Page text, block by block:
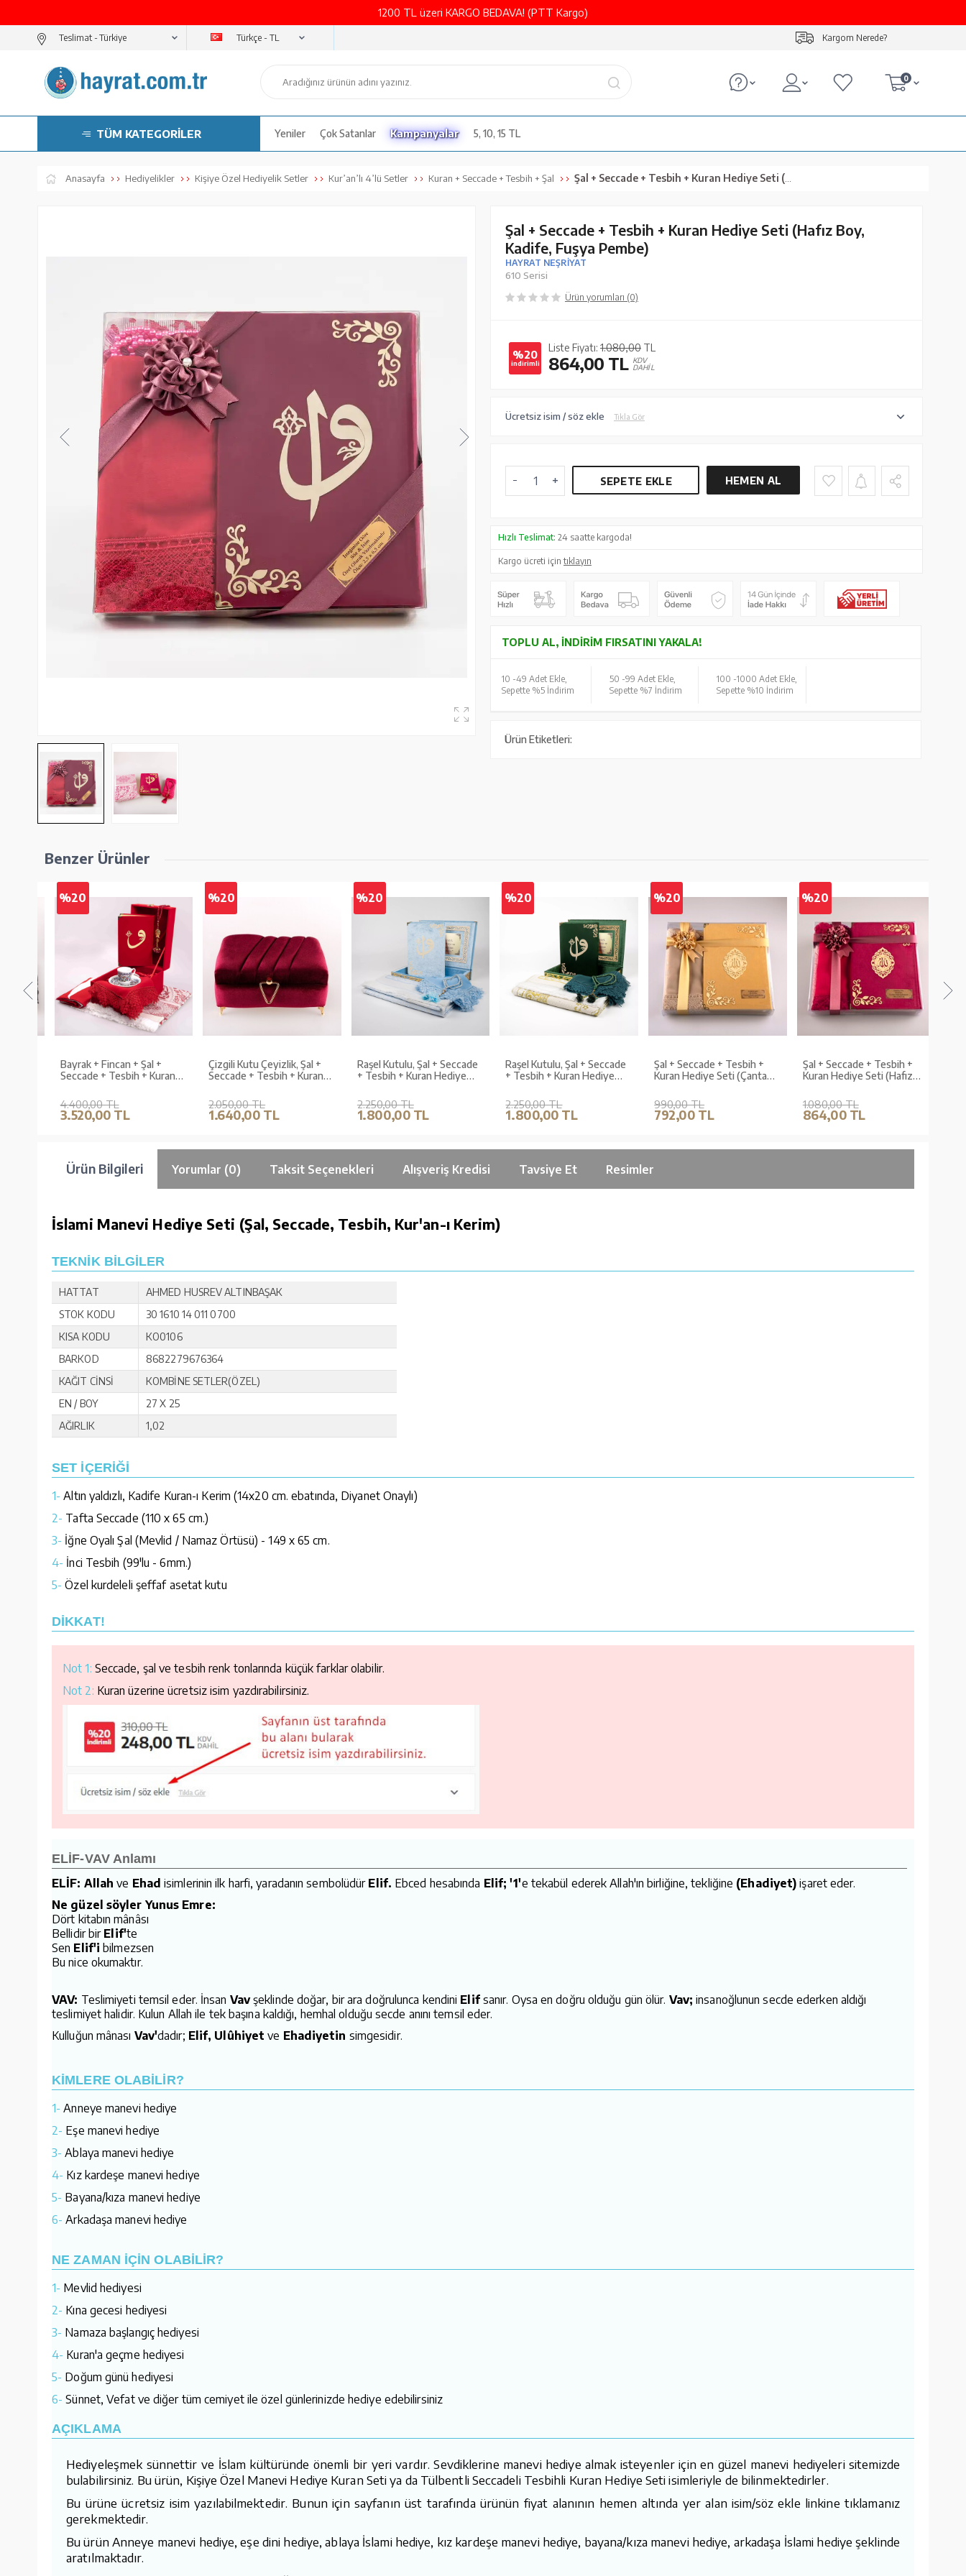
1200 TL üzeri KARGO BEDAVA! (PTT Kargo)
Teslimat - Türkçe - TL Kargom Nerede?
0
TÜM KATEGORİLER Yeniler Çok Satanlar Kampanyalar 5, 10, 15 TL
Anasayfa Hediyelikler Kişiye Özel Hediyelik Setler Kur’an’lı 4’lü Setler Kuran + Seccade + Tesbih + Şal Şal + Seccade + Tesbih + Kuran Hediye Seti (Hafız Boy, Kadife, Fuşya Pembe)
Şal + Seccade + Tesbih + Kuran Hediye Seti (Hafız Boy,
Kadife, Fuşya Pembe)
HAYRAT NEŞRİYAT
610 Serisi
Ürün yorumları (0)
%20
indirimli
Liste Fiyatı: 1.080,00 TL
864,00 TL KDV
DAHİL
Ücretsiz isim / söz ekle Tıkla Gör
SEPETE EKLE HEMEN AL
Hızlı Teslimat: 24 saatte kargoda!
Kargo ücreti içintıklayın
TOPLU AL, İNDIRIM FIRSATINI YAKALA!
10 -49 Adet Ekle,
Sepette %5 İndirim
50 -99 Adet Ekle,
Sepette %7 İndirim
100 -1000 Adet Ekle,
Sepette %10 İndirim
Ürün Etiketleri:
Benzer Ürünler
%20
Bayrak + Fincan + Şal +
Seccade + Tesbih + Kuran
Kırmızı, Vav Motifli)
4.400,00 TL
3.520,00 TL
%20
Çizgili Kutu Çeyizlik, Şal +
Seccade + Tesbih + Kuran
Bordo, Elif-Vav)
2.050,00 TL
1.640,00 TL
%20
Raşel Kutulu, Şal + Seccade
+ Tesbih + Kuran Hediye
Elif-Vav)
2.250,00 TL
1.800,00 TL
%20
Raşel Kutulu, Şal + Seccade
+ Tesbih + Kuran Hediye
Vav)
2.250,00 TL
1.800,00 TL
%20
Şal + Seccade + Tesbih +
Kuran Hediye Seti (Çanta
Lafzatullah)
990,00 TL
792,00 TL
%20
Şal + Seccade + Tesbih +
Kuran Hediye Seti (Hafız
Lafzatullah)
1.080,00 TL
864,00 TL
Ürün Bilgileri Yorumlar (0) Taksit Seçenekleri Alışveriş Kredisi Tavsiye Et Resimler
İslami Manevi Hediye Seti (Şal, Seccade, Tesbih, Kur'an-ı Kerim)
TEKNİK BİLGİLER
HATTAT
AHMED HUSREV ALTINBAŞAK
STOK KODU
30 1610 14 011 0700
KISA KODU
KO0106
BARKOD
8682279676364
KAĞIT CİNSİ
KOMBİNE SETLER(ÖZEL)
EN / BOY
27 X 25
AĞIRLIK
1,02
SET İÇERİĞİ
1- Altın yaldızlı, Kadife Kuran-ı Kerim (14x20 cm. ebatında, Diyanet Onaylı)
2- Tafta Seccade (110 x 65 cm.)
3- İğne Oyalı Şal (Mevlid / Namaz Örtüsü) - 149 x 65 cm.
4- İnci Tesbih (99'lu - 6mm.)
5- Özel kurdeleli şeffaf asetat kutu
DİKKAT!
Not 1: Seccade, şal ve tesbih renk tonlarında küçük farklar olabilir.
Not 2: Kuran üzerine ücretsiz isim yazdırabilirsiniz.
ELİF-VAV Anlamı
ELİF: Allah ve Ehad isimlerinin ilk harfi, yaradanın sembolüdür Elif. Ebced hesabında Elif; '1'e tekabül ederek Allah'ın birliğine, tekliğine (Ehadiyet) işaret eder.
Ne güzel söyler Yunus Emre:
Dört kitabın mânâsı
Bellidir bir Elif'te
Sen Elif'i bilmezsen
Bu nice okumaktır.
VAV: Teslimiyeti temsil eder. İnsan Vavşeklinde doğar, bir ara doğrulunca kendini Elifsanır. Oysa en doğru olduğu gün ölür. Vav; insanoğlunun secde ederken aldığı
teslimiyet halidir. Kulun Allah ile tek başına kaldığı, hemhal olduğu secde anını temsil eder.
Kulluğun mânası Vav'dadır; Elif, Ulûhiyet ve Ehadiyetin simgesidir.
KİMLERE OLABİLİR?
1- Anneye manevi hediye
2- Eşe manevi hediye
3- Ablaya manevi hediye
4- Kız kardeşe manevi hediye
5- Bayana/kıza manevi hediye
6- Arkadaşa manevi hediye
NE ZAMAN İÇİN OLABİLİR?
1- Mevlid hediyesi
2- Kına gecesi hediyesi
3- Namaza başlangıç hediyesi
4- Kuran'a geçme hediyesi
5- Doğum günü hediyesi
6- Sünnet, Vefat ve diğer tüm cemiyet ile özel günlerinizde hediye edebilirsiniz
AÇIKLAMA
Hediyeleşmek sünnettir ve İslam kültüründe önemli bir yeri vardır. Sevdiklerine manevi hediye almak isteyenler için en güzel manevi hediyeleri sitemizde
bulabilirsiniz. Bu ürün, Kişiye Özel Manevi Hediye Kuran Seti ya da Tülbentli Seccadeli Tesbihli Kuran Hediye Seti isimleriyle de bilinmektedirler.
Bu ürüne ücretsiz isim yazılabilmektedir. Bunun için sayfanın üst tarafında ürünün fiyat alanının hemen altında yer alan isim/söz ekle linkine tıklamanız
gerekmektedir.
Bu ürün Anneye manevi hediye, eşe dini hediye, ablaya İslami hediye, kız kardeşe manevi hediye, bayana/kıza manevi hediye, arkadaşa İslami hediye şeklinde
aratılmaktadır.